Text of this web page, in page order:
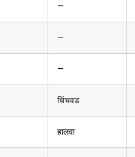
—
—
—
चिंचवड
हालवा